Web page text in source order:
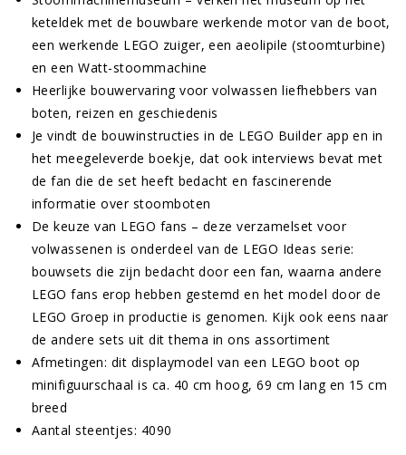
keteldek met de bouwbare werkende motor van de boot,
een werkende LEGO zuiger, een aeolipile (stoomturbine)
en een Watt-stoommachine
Heerlijke bouwervaring voor volwassen liefhebbers van
boten, reizen en geschiedenis
Je vindt de bouwinstructies in de LEGO Builder app en in
het meegeleverde boekje, dat ook interviews bevat met
de fan die de set heeft bedacht en fascinerende
informatie over stoomboten
De keuze van LEGO fans – deze verzamelset voor
volwassenen is onderdeel van de LEGO Ideas serie:
bouwsets die zijn bedacht door een fan, waarna andere
LEGO fans erop hebben gestemd en het model door de
LEGO Groep in productie is genomen. Kijk ook eens naar
de andere sets uit dit thema in ons assortiment
Afmetingen: dit displaymodel van een LEGO boot op
minifiguurschaal is ca. 40 cm hoog, 69 cm lang en 15 cm
breed
Aantal steentjes: 4090